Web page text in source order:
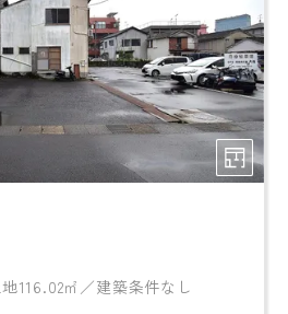
116.02㎡／建築条件なし